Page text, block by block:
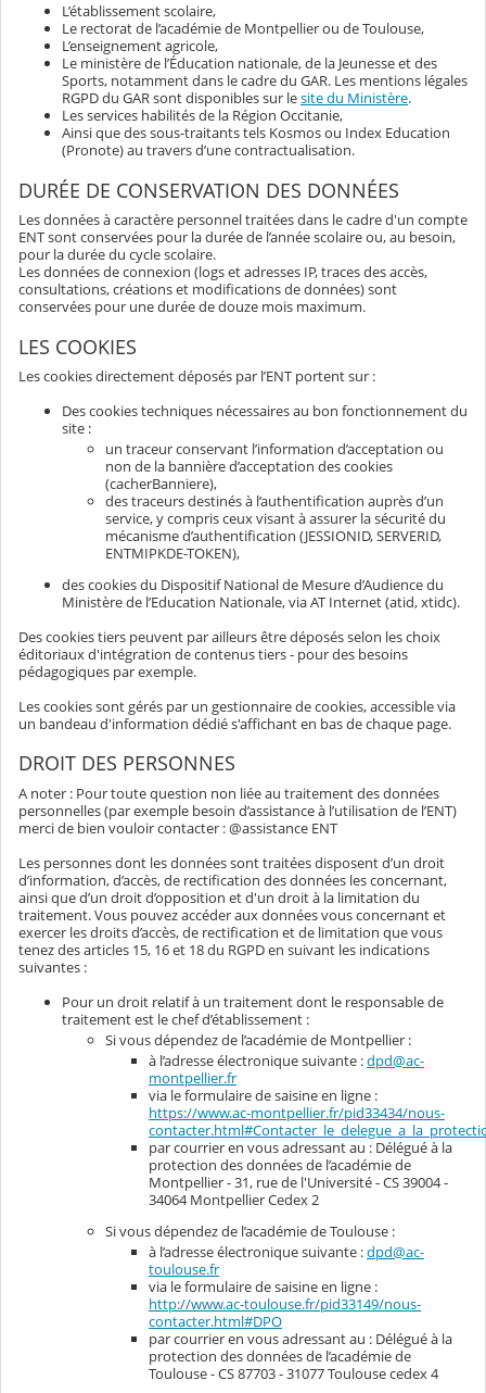
L’établissement scolaire,
Le rectorat de l’académie de Montpellier ou de Toulouse,
L’enseignement agricole,
Le ministère de l’Éducation nationale, de la Jeunesse et des
Sports, notamment dans le cadre du GAR. Les mentions légales
RGPD du GAR sont disponibles sur lesite du Ministère.
Les services habilités de la Région Occitanie,
Ainsi que des sous-traitants tels Kosmos ou Index Education
(Pronote) au travers d’une contractualisation.
DURÉE DE CONSERVATION DES DONNÉES
Les données à caractère personnel traitées dans le cadre d'un compte
ENT sont conservées pour la durée de l’année scolaire ou, au besoin,
pour la durée du cycle scolaire.
Les données de connexion (logs et adresses IP, traces des accès,
consultations, créations et modifications de données) sont
conservées pour une durée de douze mois maximum.
LES COOKIES
Les cookies directement déposés par l’ENT portent sur :
Des cookies techniques nécessaires au bon fonctionnement du
site :
un traceur conservant l’information d’acceptation ou
non de la bannière d’acceptation des cookies
(cacherBanniere),
des traceurs destinés à l’authentification auprès d’un
service, y compris ceux visant à assurer la sécurité du
mécanisme d’authentification (JESSIONID, SERVERID,
ENTMIPKDE-TOKEN),
des cookies du Dispositif National de Mesure d’Audience du
Ministère de l’Education Nationale, via AT Internet (atid, xtidc).
Des cookies tiers peuvent par ailleurs être déposés selon les choix
éditoriaux d'intégration de contenus tiers - pour des besoins
pédagogiques par exemple.
Les cookies sont gérés par un gestionnaire de cookies, accessible via
un bandeau d'information dédié s'affichant en bas de chaque page.
DROIT DES PERSONNES
A noter : Pour toute question non liée au traitement des données
personnelles (par exemple besoin d’assistance à l’utilisation de l’ENT)
merci de bien vouloir contacter : @assistance ENT
Les personnes dont les données sont traitées disposent d’un droit
d’information, d’accès, de rectification des données les concernant,
ainsi que d’un droit d’opposition et d'un droit à la limitation du
traitement. Vous pouvez accéder aux données vous concernant et
exercer les droits d’accès, de rectification et de limitation que vous
tenez des articles 15, 16 et 18 du RGPD en suivant les indications
suivantes :
Pour un droit relatif à un traitement dont le responsable de
traitement est le chef d’établissement :
Si vous dépendez de l’académie de Montpellier :
à l’adresse électronique suivante :dpd@ac-
montpellier.fr
via le formulaire de saisine en ligne :
https://www.ac-montpellier.fr/pid33434/nous-
par courrier en vous adressant au : Délégué à la
protection des données de l’académie de
Montpellier - 31, rue de l'Université - CS 39004 -
34064 Montpellier Cedex 2
Si vous dépendez de l’académie de Toulouse :
à l’adresse électronique suivante :dpd@ac-
toulouse.fr
via le formulaire de saisine en ligne :
http://www.ac-toulouse.fr/pid33149/nous-
contacter.html#DPO
par courrier en vous adressant au : Délégué à la
protection des données de l’académie de
Toulouse - CS 87703 - 31077 Toulouse cedex 4